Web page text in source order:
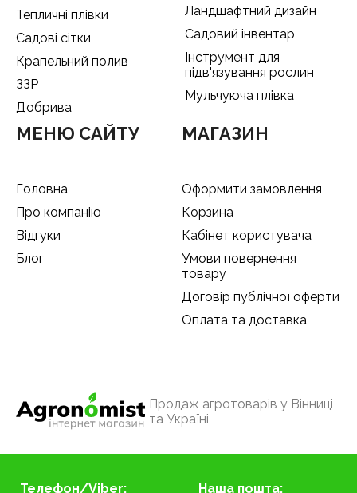
Тепличні плівки
Садові сітки
Крапельний полив
ЗЗР
Добрива
Ландшафтний дизайн
Садовий інвентар
Інструмент для
підв'язування рослин
Мульчуюча плівка
МЕНЮ САЙТУ
Головна
Про компанію
Відгуки
Блог
МАГАЗИН
Оформити замовлення
Корзина
Кабінет користувача
Умови повернення
товару
Договір публічної оферти
Оплата та доставка
Продаж агротоварів у Вінниці
та Україні
Телефон/Viber: Наша пошта: